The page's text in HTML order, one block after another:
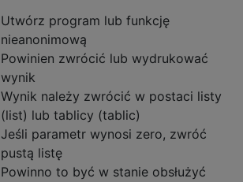
Utwórz program lub funkcję
nieanonimową
Powinien zwrócić lub wydrukować
wynik
Wynik należy zwrócić w postaci listy
(list) lub tablicy (tablic)
Jeśli parametr wynosi zero, zwróć
pustą listę
Powinno to być w stanie obsłużyć